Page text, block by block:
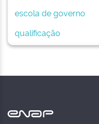
escola de governo
qualificação